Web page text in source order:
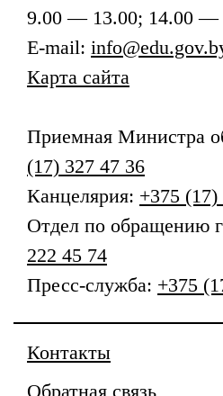
9.00 — 13.00; 14.00 —
E-mail:
Карта сайта
Приемная Министра
(17) 327 47 36
Канцелярия: +375
Отдел по обращению
222 45 74
Пресс-служба: +375
Контакты
Обратная связь